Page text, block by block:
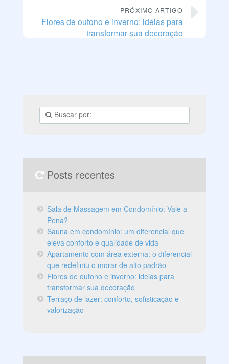
PRÓXIMO ARTIGO
Flores de outono e inverno: ideias para
transformar sua decoração
Posts recentes
Sala de Massagem em Condomínio: Vale a
Pena?
Sauna em condomínio: um diferencial que
eleva conforto e qualidade de vida
Apartamento com área externa: o diferencial
que redefiniu o morar de alto padrão
Flores de outono e inverno: ideias para
transformar sua decoração
Terraço de lazer: conforto, sofisticação e
valorização